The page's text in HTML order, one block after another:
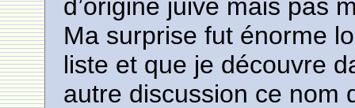
d’origine juive mais pas
Ma surprise fut énorme
liste et que je découvre
autre discussion ce nom